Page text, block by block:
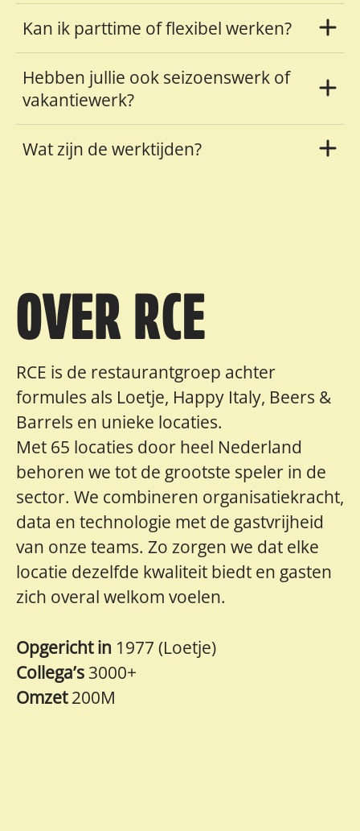
Kan ik parttime of flexibel werken?
Hebben jullie ook seizoenswerk of
vakantiewerk?
Wat zijn de werktijden?
OVER RCE
RCE is de restaurantgroep achter
formules als Loetje, Happy Italy, Beers &
Barrels en unieke locaties.
Met 65 locaties door heel Nederland
behoren we tot de grootste speler in de
sector. We combineren organisatiekracht,
data en technologie met de gastvrijheid
van onze teams. Zo zorgen we dat elke
locatie dezelfde kwaliteit biedt en gasten
zich overal welkom voelen.
Opgericht in 1977 (Loetje)
Collega’s 3000+
Omzet200M